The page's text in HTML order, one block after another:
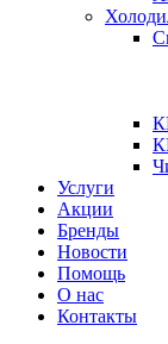
Услуги
Акции
Бренды
Новости
Помощь
О нас
Контакты